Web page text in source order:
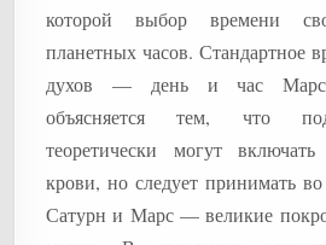
которой выбор времени
планетных часов. Стандартное
духов — день и час
объясняется тем, что
теоретически могут
крови, но следует принимать
Сатурн и Марс — великие